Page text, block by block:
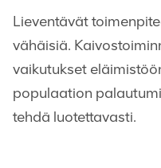
Lieventävät
vähäisiä.
vaikutukset
populaation
tehdä luotettavasti.